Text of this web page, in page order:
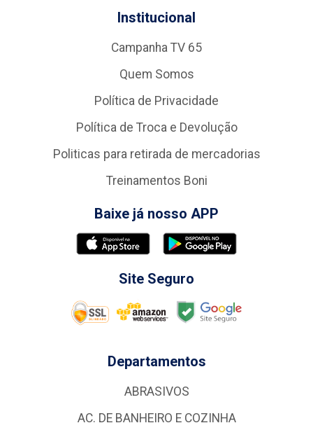
Institucional
Campanha TV 65
Quem Somos
Política de Privacidade
Política de Troca e Devolução
Politicas para retirada de mercadorias
Treinamentos Boni
Baixe já nosso APP
Site Seguro
Departamentos
ABRASIVOS
AC. DE BANHEIRO E COZINHA